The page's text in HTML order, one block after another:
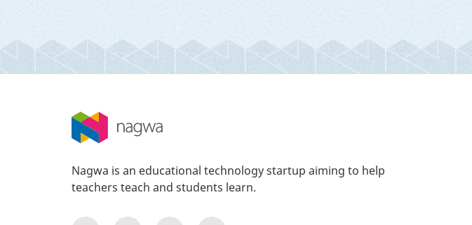
Nagwa is an educational technology startup aiming to help
teachers teach and students learn.